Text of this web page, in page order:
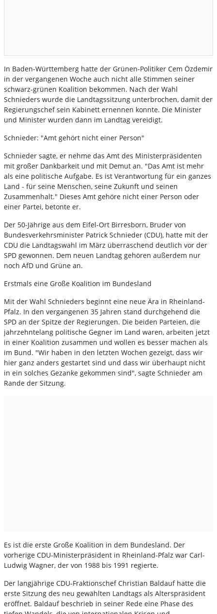
In Baden-Württemberg hatte der Grünen-Politiker Cem Özdemir
in der vergangenen Woche auch nicht alle Stimmen seiner
schwarz-grünen Koalition bekommen. Nach der Wahl
Schnieders wurde die Landtagssitzung unterbrochen, damit der
Regierungschef sein Kabinett ernennen konnte. Die Minister
und Minister wurden dann im Landtag vereidigt.
Schnieder: "Amt gehört nicht einer Person"
Schnieder sagte, er nehme das Amt des Ministerpräsidenten
mit großer Dankbarkeit und mit Demut an. "Das Amt ist mehr
als eine politische Aufgabe. Es ist Verantwortung für ein ganzes
Land - für seine Menschen, seine Zukunft und seinen
Zusammenhalt." Dieses Amt gehöre nicht einer Person oder
einer Partei, betonte er.
Der 50-Jährige aus dem Eifel-Ort Birresborn, Bruder von
Bundesverkehrsminister Patrick Schnieder (CDU), hatte mit der
CDU die Landtagswahl im März überraschend deutlich vor der
SPD gewonnen. Dem neuen Landtag gehören außerdem nur
noch AfD und Grüne an.
Erstmals eine Große Koalition im Bundesland
Mit der Wahl Schnieders beginnt eine neue Ära in Rheinland-
Pfalz. In den vergangenen 35 Jahren stand durchgehend die
SPD an der Spitze der Regierungen. Die beiden Parteien, die
jahrzehntelang politische Gegner im Land waren, arbeiten jetzt
in einer Koalition zusammen und wollen es besser machen als
im Bund. "Wir haben in den letzten Wochen gezeigt, dass wir
hier ganz anders gestartet sind und dass wir überhaupt nicht
in ein solches Gezanke gekommen sind", sagte Schnieder am
Rande der Sitzung.
Es ist die erste Große Koalition in dem Bundesland. Der
vorherige CDU-Ministerpräsident in Rheinland-Pfalz war Carl-
Ludwig Wagner, der von 1988 bis 1991 regierte.
Der langjährige CDU-Fraktionschef Christian Baldauf hatte die
erste Sitzung des neu gewählten Landtags als Alterspräsident
eröffnet. Baldauf beschrieb in seiner Rede eine Phase des